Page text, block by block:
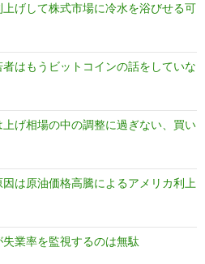
げして株式市場に冷水を浴びせる可
はもうビットコインの話をしていな
げ相場の中の調整に過ぎない、買い
は原油価格高騰によるアメリカ利上
業率を監視するのは無駄